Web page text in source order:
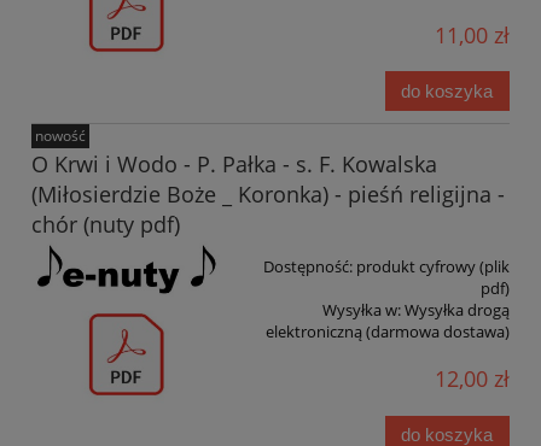
11,00 zł
do koszyka
O Krwi i Wodo - P. Pałka - s. F. Kowalska
(Miłosierdzie Boże _ Koronka) - pieśń religijna -
chór (nuty pdf)
Dostępność: produkt cyfrowy (plik
pdf)
Wysyłka w:Wysyłka drogą
elektroniczną (darmowa dostawa)
12,00 zł
do koszyka
nowość